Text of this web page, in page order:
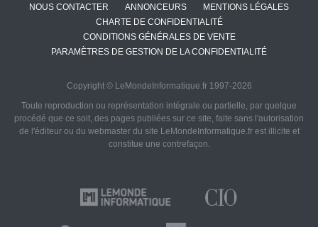
NOUS CONTACTER ANNONCEURS
MENTIONS LÉGALES
CHARTE DE CONFIDENTIALITÉ
CONDITIONS GÉNÉRALES DE VENTE
PARAMÈTRES DE GESTION DE LA CONFIDENTIALITÉ
Copyright © LeMondeInformatique.fr 1997-2026
Toute reproduction ou représentation intégrale ou partielle, par quelque
procédé que ce soit, des pages publiées sur ce site, faite sans l'autorisation
de l'éditeur ou du webmaster du site LeMondeInformatique.fr est illicite et
constitue une contrefaçon.